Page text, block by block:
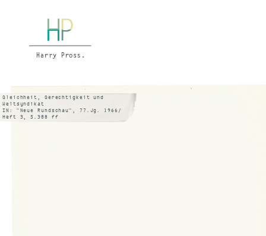
Gleichheit, Gerechtigkeit und
Weltsyndikat
IN: "Neue Rundschau", 77.Jg. 1966/
Heft 3, S.388 ff